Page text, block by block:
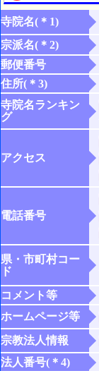
寺院名(＊1)
宗派名(＊2)
郵便番号
住所(＊3)
寺院名ランキン
グ
アクセス
電話番号
県・市町村コー
ド
コメント等
ホームページ等
宗教法人情報
法人番号(＊4)